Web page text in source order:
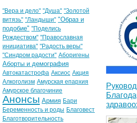
"Вера и дело" "Душа" "Золотой
витязь" "Ландыши" "Образ и
подобие" "Поделись
Рождеством" "Православная
инициатива" "Радость веры"
"Синдром радости" Аборигены
Аборты и демография
Автокатастрофа Аксиос Акция
Алкоголизм Амурская епархия
Амурское благочиние
Анонсы Армия Бари
Беременность и роды Благовест
Благотворительность